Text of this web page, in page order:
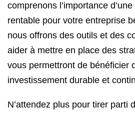
comprenons l’importance
rentable pour votre entreprise
nous offrons des outils et des
aider à mettre en place des
vous permettront de bénéficier
investissement durable et
N’attendez plus pour tirer parti